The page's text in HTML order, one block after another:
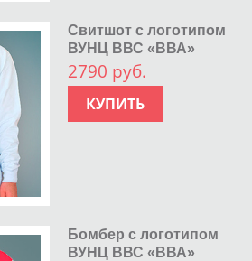
Свитшот с логотипом
ВУНЦ ВВС «ВВА»
2790 руб.
КУПИТЬ
Бомбер с логотипом
ВУНЦ ВВС «ВВА»